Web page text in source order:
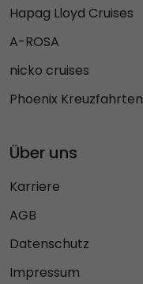
Hapag Lloyd Cruises
A-ROSA
nicko cruises
Phoenix Kreuzfahrten
Über uns
Karriere
AGB
Datenschutz
Impressum